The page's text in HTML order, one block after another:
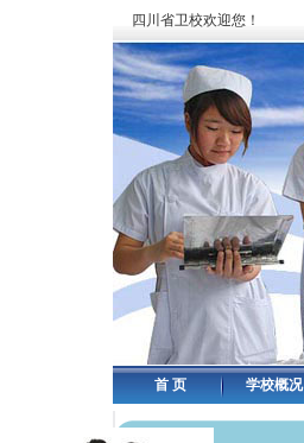
四川省卫校欢迎您！
首 页 学校概况